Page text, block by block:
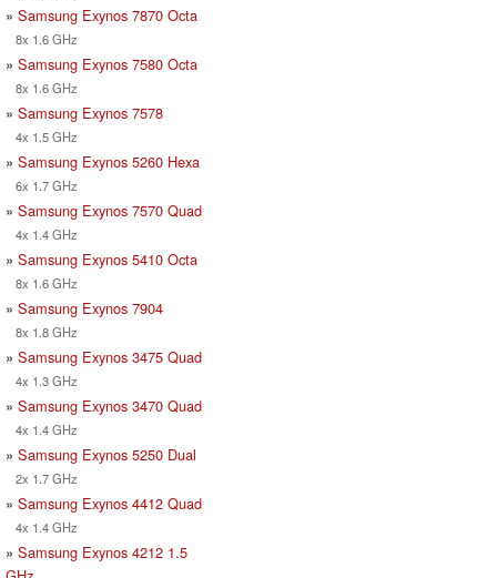
» Samsung Exynos 7870 Octa
8x 1.6 GHz
» Samsung Exynos 7580 Octa
8x 1.6 GHz
» Samsung Exynos 7578
4x 1.5 GHz
» Samsung Exynos 5260 Hexa
6x 1.7 GHz
» Samsung Exynos 7570 Quad
4x 1.4 GHz
» Samsung Exynos 5410 Octa
8x 1.6 GHz
» Samsung Exynos 7904
8x 1.8 GHz
» Samsung Exynos 3475 Quad
4x 1.3 GHz
» Samsung Exynos 3470 Quad
4x 1.4 GHz
» Samsung Exynos 5250 Dual
2x 1.7 GHz
» Samsung Exynos 4412 Quad
4x 1.4 GHz
» Samsung Exynos 4212 1.5